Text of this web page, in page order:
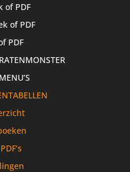
of PDF
of PDF
PDF